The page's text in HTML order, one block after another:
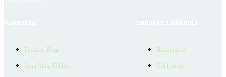
Emlakjet Blog
Satın Alma Rehberi
Hakkımızda
Ödüllerimiz